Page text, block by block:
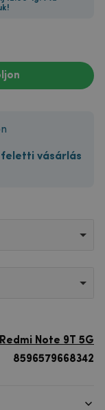
feletti vásárlás
Note 9T 5G
8596579668342